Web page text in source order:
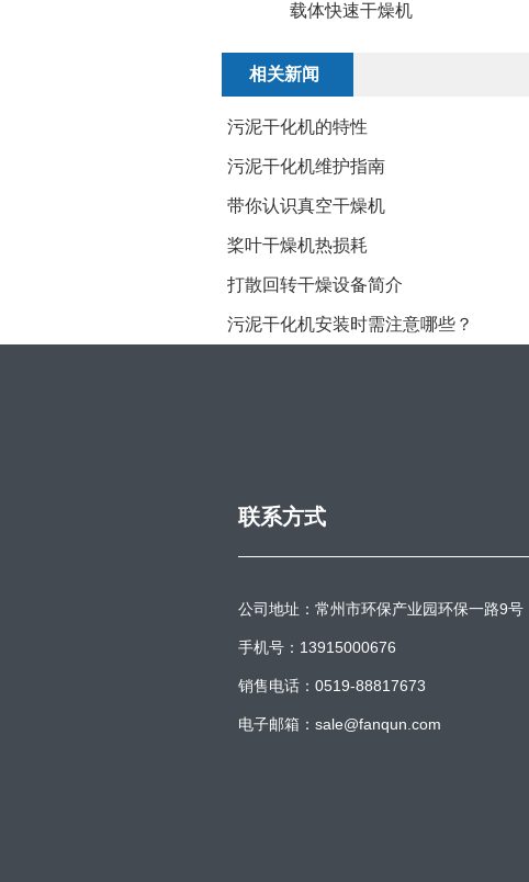
载体快速干燥机
相关新闻
污泥干化机的特性
污泥干化机维护指南
带你认识真空干燥机
桨叶干燥机热损耗
打散回转干燥设备简介
​污泥干化机安装时需注意哪些？
联系方式
公司地址：常州市环保产业园环保一路9号
手机号：13915000676
销售电话：0519-88817673
电子邮箱：sale@fanqun.com